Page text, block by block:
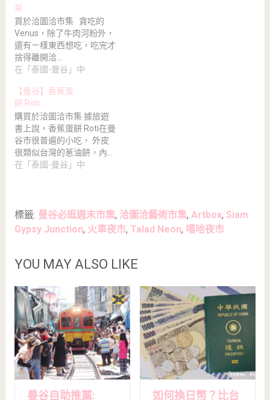
茶
買於洽圖洽市集 貪吃的
Venus，除了牛肉河粉外，
還有ㄧ樣東西想吃，吃完才
捨得離開洽…
在「泰國-曼谷」中
【曼谷】香蕉蛋
餅 Roti
購買於洽圖洽市集 據旅遊
書上說，香蕉蛋餅 Roti在曼
谷市很普遍的小吃， 外皮
很類似台灣的蔥油餅，內…
在「泰國-曼谷」中
標籤: 曼谷必逛週末市集, 洽圖洽藝術市集, Artbox, Siam
Gypsy Junction, 火車夜市, Talad Neon, 嘻哈夜市
YOU MAY ALSO LIKE
曼谷自助推薦: 如何換日幣？比台